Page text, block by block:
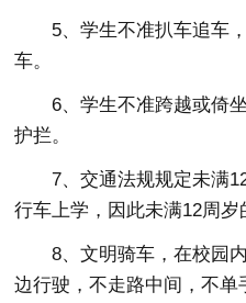
5、学生不准扒车追车
车。
6、学生不准跨越或倚
护拦。
7、交通法规规定未满
行车上学，因此未满12周岁
8、文明骑车，在校园
边行驶，不走路中间，不